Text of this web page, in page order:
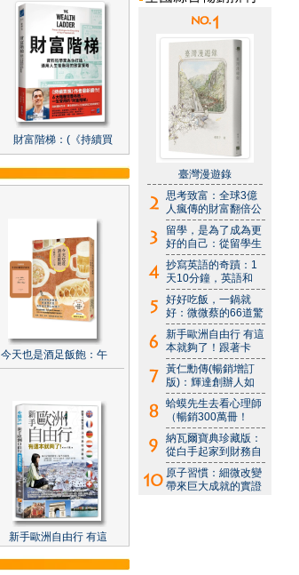
財富階梯：(《持續買
今天也是酒足飯飽：午
新手歐洲自由行 有這
臺灣漫遊錄
思考致富：全球3億
人瘋傳的財富翻倍公
留學，是為了成為更
好的自己：從留學生
抄寫英語的奇蹟：1
天10分鐘，英語和
好好吃飯，一鍋就
好：微微蔡的66道驚
新手歐洲自由行 有這
本就夠了！跟著卡
黃仁勳傳(暢銷增訂
版)：輝達創辦人如
蛤蟆先生去看心理師
（暢銷300萬冊！
納瓦爾寶典珍藏版：
從白手起家到財務自
原子習慣：細微改變
帶來巨大成就的實證